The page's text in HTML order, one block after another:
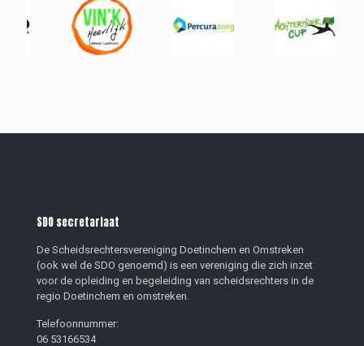
SDO secretariaat
De Scheidsrechtersvereniging Doetinchem en Omstreken
(ook wel de SDO genoemd) is een vereniging die zich inzet
voor de opleiding en begeleiding van scheidsrechters in de
regio Doetinchem en omstreken.
Telefoonnummer:
06 53166534